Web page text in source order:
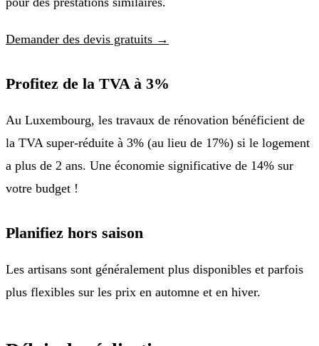
Demander des devis gratuits →
Profitez de la TVA à 3%
Au Luxembourg, les travaux de rénovation bénéficient de
la TVA super-réduite à 3% (au lieu de 17%) si le logement
a plus de 2 ans. Une économie significative de 14% sur
votre budget !
Planifiez hors saison
Les artisans sont généralement plus disponibles et parfois
plus flexibles sur les prix en automne et en hiver.